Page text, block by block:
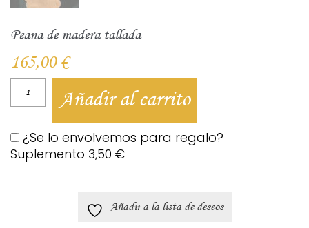
Peana de madera tallada
165,00 €
Añadir al carrito
¿Se lo envolvemos para regalo?
Suplemento 3,50 €
Añadir a la lista de deseos